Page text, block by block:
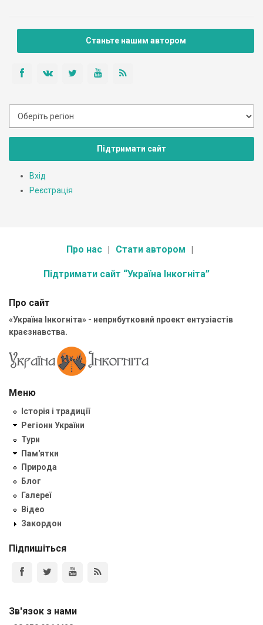
Станьте нашим автором
Підтримати сайт
Вхід
Реєстрація
Про нас Стати автором
Підтримати сайт “Україна Інкогніта”
Про сайт
«Україна Інкогніта» - неприбутковий проект ентузіастів
краєзнавства.
Меню
Історія і традиції
Регіони України
Тури
Пам'ятки
Природа
Блог
Галереї
Відео
Закордон
Підпишіться
Зв'язок з нами